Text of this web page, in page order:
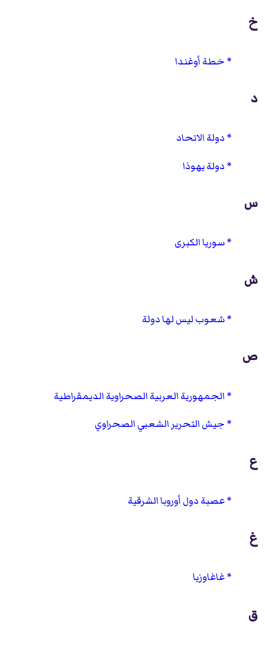
خ
خطة أوغندا
د
دولة الاتحاد
دولة يهوذا
س
سوريا الكبرى
ش
شعوب ليس لها دولة
ص
الجمهورية العربية الصحراوية الديمقراطية
جيش التحرير الشعبي الصحراوي
ع
عصبة دول أوروبا الشرقية
غ
غاغاوزيا
ق